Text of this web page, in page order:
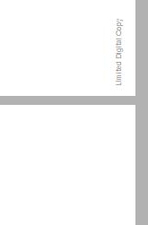
תודות ... 7